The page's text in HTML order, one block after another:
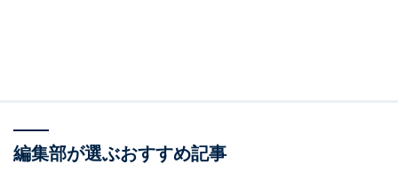
「黄身を出汁で溶かして食べるのがおいしいから」（大
編集部が選ぶおすすめ記事